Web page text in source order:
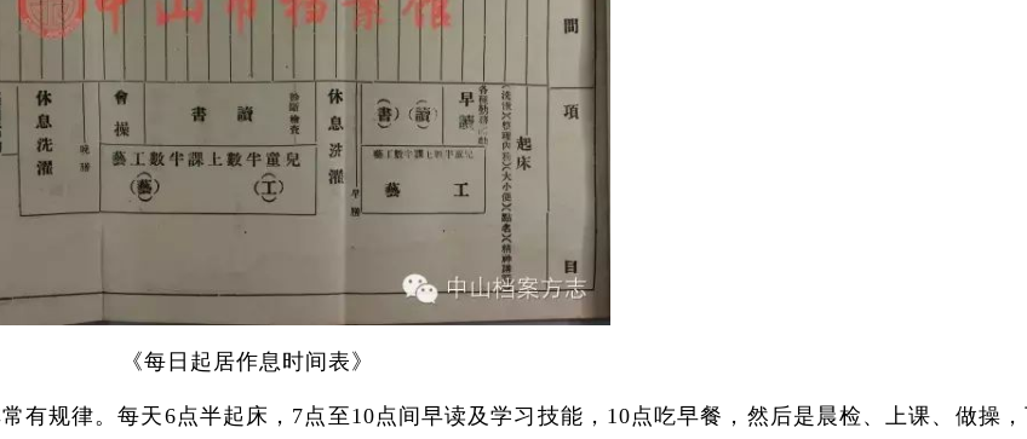
《每日起居作息时间表》
规律。每天6点半起床，7点至10点间早读及学习技能，10点吃早餐，然后是晨检、上课、做操